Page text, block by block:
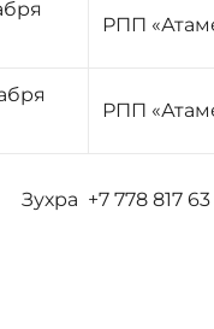
РПП
РПП
+7 778 817 63